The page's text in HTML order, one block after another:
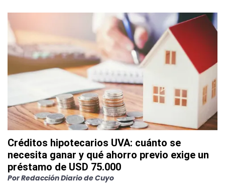
Créditos hipotecarios UVA: cuánto se
necesita ganar y qué ahorro previo exige un
préstamo de USD 75.000
PorRedacción Diario de Cuyo